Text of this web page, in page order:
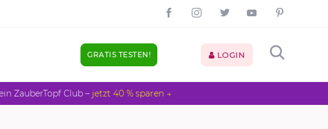
GRATIS TESTEN! LOGIN
ZauberTopf Club – jetzt 40 % sparen →